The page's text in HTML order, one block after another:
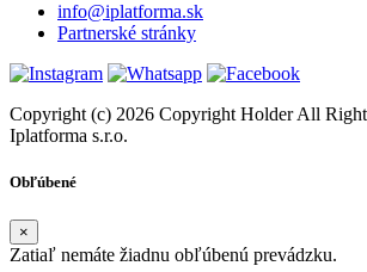
info@iplatforma.sk
Partnerské stránky
Copyright (c) 2026 Copyright Holder All
Iplatforma s.r.o.
Obľúbené
×
Zatiaľ nemáte žiadnu obľúbenú prevádzku.